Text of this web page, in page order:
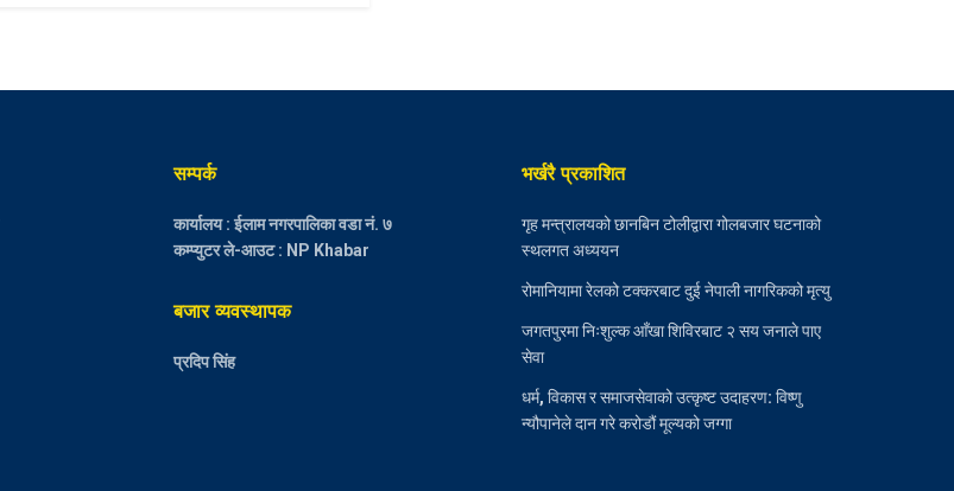
सम्पर्क
कार्यालय : ईलाम नगरपालिका वडा नं. ७
कम्प्युटर ले-आउट : NP Khabar
बजार व्यवस्थापक
प्रदिप सिंह
भर्खरै प्रकाशित
गृह मन्त्रालयको छानबिन टोलीद्वारा गोलबजार घटनाको
स्थलगत अध्ययन
रोमानियामा रेलको टक्करबाट दुई नेपाली नागरिकको मृत्यु
जगतपुरमा निःशुल्क आँखा शिविरबाट २ सय जनाले पाए
सेवा
धर्म, विकास र समाजसेवाको उत्कृष्ट उदाहरण: विष्णु
न्यौपानेले दान गरे करोडौं मूल्यको जग्गा